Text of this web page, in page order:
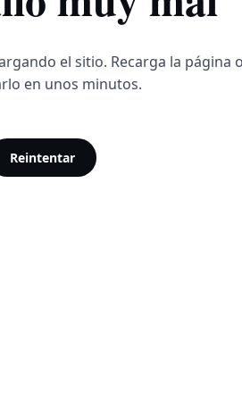
el sitio. Recarga la página
en unos minutos.
Reintentar